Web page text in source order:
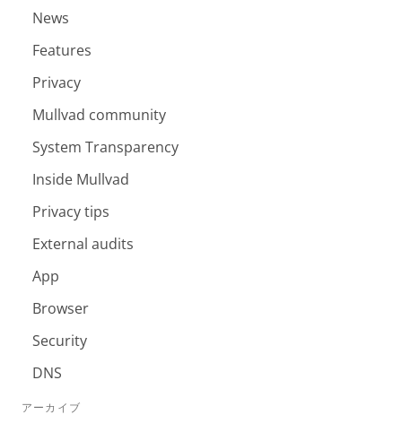
News
Features
Privacy
Mullvad community
System Transparency
Inside Mullvad
Privacy tips
External audits
App
Browser
Security
DNS
アーカイブ